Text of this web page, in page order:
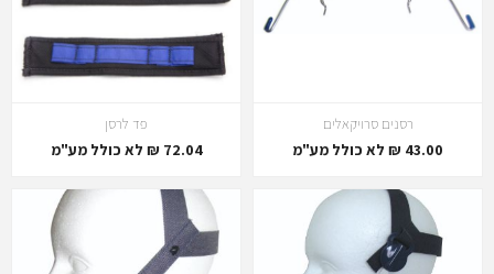
רסנים סרויקאלים
43.00 ₪ לא כולל מע"מ
פד לרסן
72.04 ₪ לא כולל מע"מ